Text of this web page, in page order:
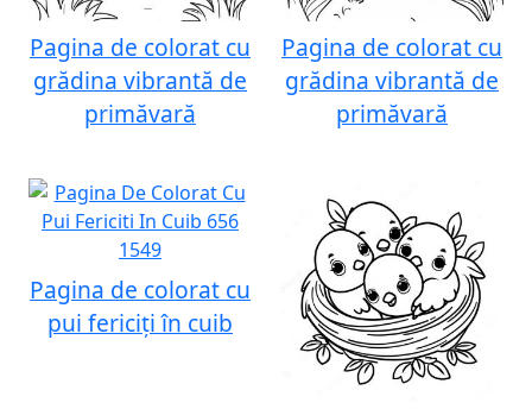
Pagina de colorat cu
grădina vibrantă de
primăvară
Pagina de colorat cu
grădina vibrantă de
primăvară
Pagina de colorat cu
pui fericiți în cuib